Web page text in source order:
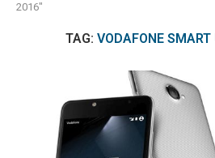
2016"
TAG: VODAFONE